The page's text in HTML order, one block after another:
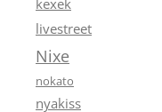
kexek
livestreet
Nixe
nokato
nyakiss